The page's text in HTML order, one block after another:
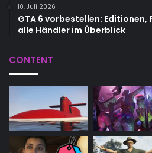
10. Juli 2026
GTA 6 vorbestellen: Editionen,
alle Händler im Überblick
CONTENT